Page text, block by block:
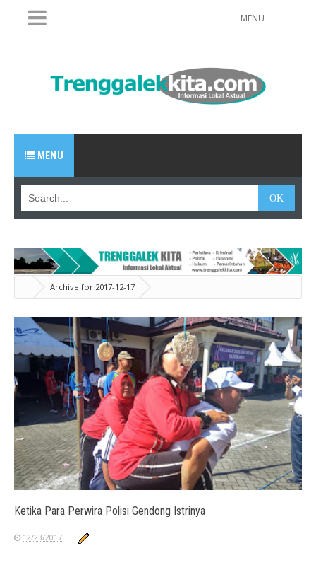
MENU
MENU
Archive for 2017-12-17
Ketika Para Perwira Polisi Gendong Istrinya
12/23/2017